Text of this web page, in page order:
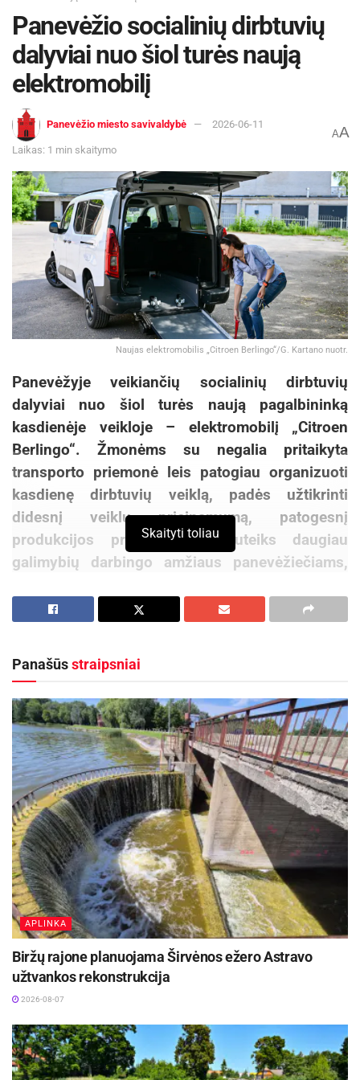
Panevėžio socialinių dirbtuvių
dalyviai nuo šiol turės naują
elektromobilį
Panevėžio miesto savivaldybė 2026-06-11
Laikas: 1 min skaitymo
AA
Naujas elektromobilis „Citroen Berlingo“/G. Kartano nuotr.
Panevėžyje veikiančių socialinių dirbtuvių
dalyviai nuo šiol turės naują pagalbininką
kasdienėje veikloje – elektromobilį „Citroen
Berlingo“. Žmonėms su negalia pritaikyta
transporto priemonė leis patogiau organizuoti
kasdienę dirbtuvių veiklą, padės užtikrinti
didesnį veiklų prieinamumą, patogesnį
produkcijos pristatymą ir suteiks daugiau
galimybių darbingo amžiaus panevėžiečiams,
bendruomenės gyvenime.
miesto vietose, todėl patikimas ir visiems
darbo dalis. Automobilis padės greičiau pasiekti
klientus ir užtikrinti sklandų veiklų organizavimą.
Jis bus naudojamas gaminiams bei priemonėms
vežti, edukacijoms organizuoti ir socialinių
kavinių veiklai aptarnauti“, – sako Panevėžio
socialinių pokyčių centro direktorė Lina Trebienė.
Aktualios naujienos
Ignalinos rajone, Lukošiškės sentikių religinė
bendruomenė rūpinasi cerkvės išsaugojimu
Rokiškyje užbaigtas remontuoti Respublikos
Įsigyjant transporto priemonę buvo svarbu, kad ji
Skaityti toliau
Panašūsstraipsniai
APLINKA
Biržų rajone planuojama Širvėnos ežero Astravo
užtvankos rekonstrukcija
2026-08-07